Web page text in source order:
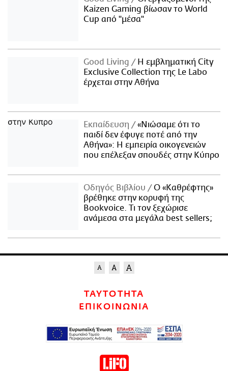
Kaizen Gaming βίωσαν το World
Cup από "μέσα"
Good Living
Η εμβληματική City
Exclusive Collection της Le Labo
έρχεται στην Αθήνα
Εκπαίδευση
«Νιώσαμε ότι το
παιδί δεν έφυγε ποτέ από την
Αθήνα»: Η εμπειρία οικογενειών
που επέλεξαν σπουδές στην Κύπρο
Οδηγός Βιβλίου
Ο «Καθρέφτης»
βρέθηκε στην κορυφή της
Bookvoice. Τι τον ξεχώρισε
ανάμεσα στα μεγάλα best sellers;
ΤΑΥΤΟΤΗΤΑ
ΕΠΙΚΟΙΝΩΝΙΑ